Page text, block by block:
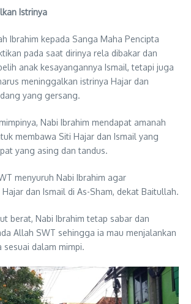
Istrinya
Ibrahim kepada Sanga Maha Pencipta
pada saat dirinya rela dibakar dan
anak kesayangannya Ismail, tetapi juga
meninggalkan istrinya Hajar dan
yang gersang.
Nabi Ibrahim mendapat amanah
membawa Siti Hajar dan Ismail yang
yang asing dan tandus.
menyuruh Nabi Ibrahim agar
dan Ismail di As-Sham, dekat Baitullah.
berat, Nabi Ibrahim tetap sabar dan
Allah SWT sehingga ia mau menjalankan
sesuai dalam mimpi.